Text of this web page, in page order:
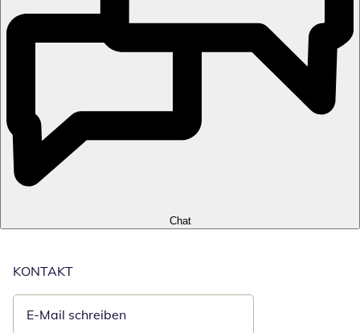
Chat
KONTAKT
E-Mail schreiben
Öffnet E-Mail-Client